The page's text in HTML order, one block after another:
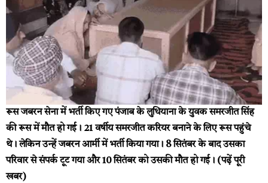
रूस जबरन सेना में भर्ती किए गए पंजाब के लुधियाना के युवक समरजीत सिंह
की रूस में मौत हो गई। 21 वर्षीय समरजीत करियर बनाने के लिए रूस पहुंचे
थे। लेकिन उन्हें जबरन आर्मी में भर्ती किया गया। 8 सितंबर के बाद उसका
परिवार से संपर्क टूट गया और 10 सितंबर को उसकी मौत हो गई। (पढ़ें पूरी
खबर)